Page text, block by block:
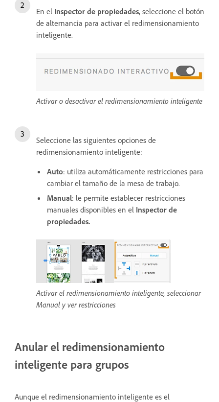
En el Inspector de propiedades, seleccione el botón
de alternancia para activar el redimensionamiento
inteligente.
Activar o desactivar el redimensionamiento inteligente
Seleccione las siguientes opciones de
redimensionamiento inteligente:
Auto: utiliza automáticamente restricciones para
cambiar el tamaño de la mesa de trabajo.
Manual: le permite establecer restricciones
manuales disponibles en el Inspector de
propiedades.
Activar el redimensionamiento inteligente, seleccionar
Manual y ver restricciones
Anular el redimensionamiento
inteligente para grupos
Aunque el redimensionamiento inteligente es el